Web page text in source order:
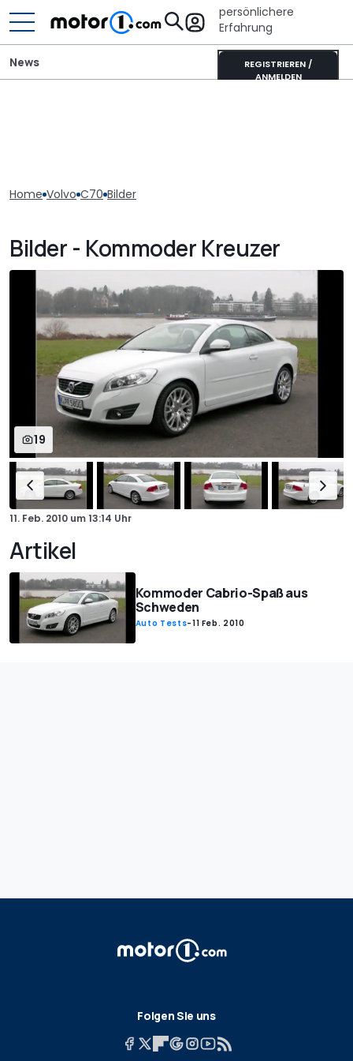
persönlichere
Erfahrung
REGISTRIEREN /
ANMELDEN
News
Home Volvo C70 Bilder
Bilder - Kommoder Kreuzer
19
11. Feb. 2010 um13:14 Uhr
Artikel
Kommoder Cabrio-Spaß aus
Schweden
Auto Tests-11 Feb. 2010
Folgen Sie uns